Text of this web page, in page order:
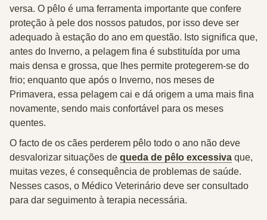
versa. O pêlo é uma ferramenta importante que confere
proteção à pele dos nossos patudos, por isso deve ser
adequado à estação do ano em questão. Isto significa que,
antes do Inverno, a pelagem fina é substituída por uma
mais densa e grossa, que lhes permite protegerem-se do
frio; enquanto que após o Inverno, nos meses de
Primavera, essa pelagem cai e dá origem a uma mais fina
novamente, sendo mais confortável para os meses
quentes.
O facto de os cães perderem pêlo todo o ano não deve
desvalorizar situações de queda de pêlo excessiva que,
muitas vezes, é consequência de problemas de saúde.
Nesses casos, o Médico Veterinário deve ser consultado
para dar seguimento à terapia necessária.